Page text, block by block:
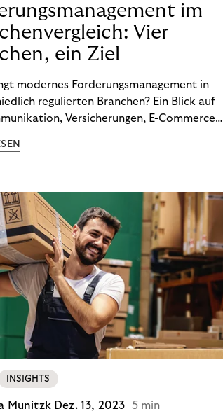
im
Vier
ein Ziel
modernes Forderungsmanagement in
regulierten Branchen? Ein Blick auf
Versicherungen, E-Commerce
will, braucht keine
INSIGHTS
Munitzk Dez. 13, 2023 5 min